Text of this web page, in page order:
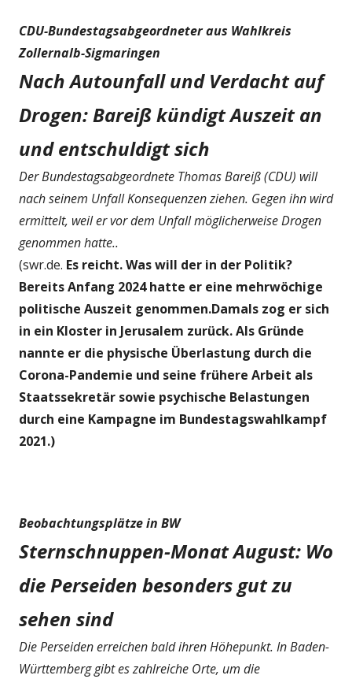
CDU-Bundestagsabgeordneter aus Wahlkreis
Zollernalb-Sigmaringen
Nach Autounfall und Verdacht auf
Drogen: Bareiß kündigt Auszeit an
und entschuldigt sich
Der Bundestagsabgeordnete Thomas Bareiß (CDU) will
nach seinem Unfall Konsequenzen ziehen. Gegen ihn wird
ermittelt, weil er vor dem Unfall möglicherweise Drogen
genommen hatte..
(swr.de. Es reicht. Was will der in der Politik?
Bereits Anfang 2024 hatte er eine mehrwöchige
politische Auszeit genommen.Damals zog er sich
in ein Kloster in Jerusalem zurück. Als Gründe
nannte er die physische Überlastung durch die
Corona-Pandemie und seine frühere Arbeit als
Staatssekretär sowie psychische Belastungen
durch eine Kampagne im Bundestagswahlkampf
2021.)
Beobachtungsplätze in BW
Sternschnuppen-Monat August: Wo
die Perseiden besonders gut zu
sehen sind
Die Perseiden erreichen bald ihren Höhepunkt. In Baden-
Württemberg gibt es zahlreiche Orte, um die